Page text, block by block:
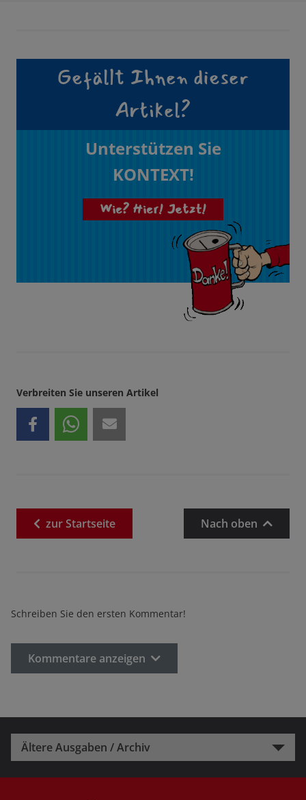
Gefällt Ihnen dieser
Artikel?
Unterstützen Sie
KONTEXT!
Wie? Hier! Jetzt!
Verbreiten Sie unseren Artikel
zurStartseite Nach oben
Schreiben Sie den ersten Kommentar!
Kommentare anzeigen
Ältere Ausgaben / Archiv